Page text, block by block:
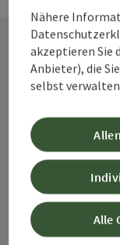
Alpenland
Bahnhofstraße 2
4580
Nähere
akzeptieren Sie
Anbieter), die
selbst
Alle